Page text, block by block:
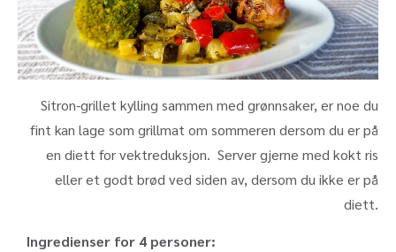
Sitron-grillet kylling sammen med grønnsaker, er noe du
fint kan lage som grillmat om sommeren dersom du er på
en diett for vektreduksjon. Server gjerne med kokt ris
eller et godt brød ved siden av, dersom du ikke er på
diett.
Ingredienser for 4 personer: